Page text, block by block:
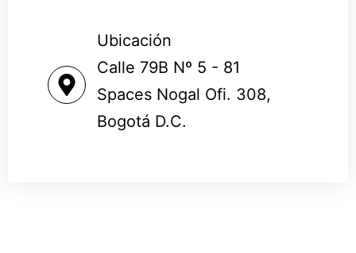
Ubicación
Calle 79B Nº 5 - 81
Spaces Nogal Ofi. 308,
Bogotá D.C.